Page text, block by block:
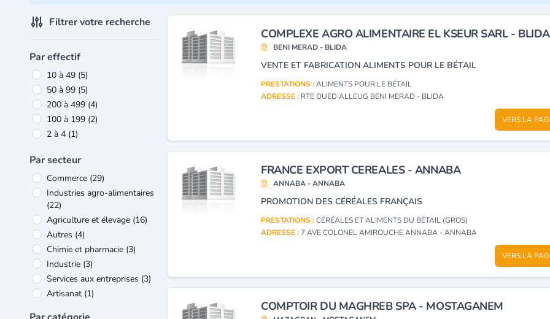
Filtrer votre recherche
Par effectif
10 à 49 (5)
50 à 99 (5)
200 à 499 (4)
100 à 199 (2)
2 à 4 (1)
Par secteur
Commerce (29)
Industries agro-alimentaires
(22)
Agriculture et élevage (16)
Autres (4)
Chimie et pharmacie (3)
Industrie (3)
Services aux entreprises (3)
Artisanat (1)
COMPLEXE AGRO ALIMENTAIRE EL KSEUR SARL - BLIDA
BENI MERAD - BLIDA
VENTE ET FABRICATION ALIMENTS POUR LE BÉTAIL
PRESTATIONS :ALIMENTS POUR LE BÉTAIL
ADRESSE : RTE OUED ALLEUG BENI MERAD - BLIDA
VERS LA
FRANCE EXPORT CEREALES - ANNABA
ANNABA - ANNABA
PROMOTION DES CÉRÉALES FRANÇAIS
PRESTATIONS :CÉRÉALES ET ALIMENTS DU BÉTAIL (GROS)
ADRESSE : 7 AVE COLONEL AMIROUCHE ANNABA - ANNABA
VERS LA
COMPTOIR DU MAGHREB SPA - MOSTAGANEM